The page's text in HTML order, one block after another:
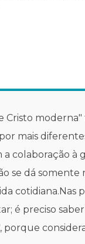
Cristo moderna"
por mais
colaboração à
se dá somente
é preciso
porque